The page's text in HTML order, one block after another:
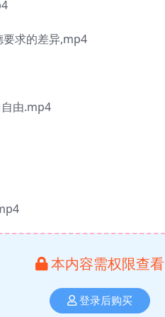
要求的差异,mp4
由.mp4
本内容需权限查看
登录后购买